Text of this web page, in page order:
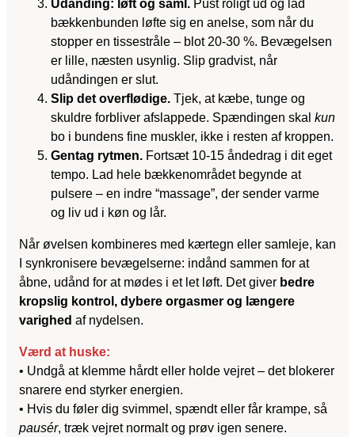
Udånding: løft og saml. Pust roligt ud og lad
bækkenbunden løfte sig en anelse, som når du
stopper en tisse­stråle – blot 20-30 %. Bevægelsen
er lille, næsten usynlig. Slip gradvist, når
udåndingen er slut.
Slip det overflødige. Tjek, at kæbe, tunge og
skuldre forbliver afslappede. Spændingen skal kun
bo i bundens fine muskler, ikke i resten af kroppen.
Gentag rytmen. Fortsæt 10-15 åndedrag i dit eget
tempo. Lad hele bækkenområdet begynde at
pulsere – en indre “massage”, der sender varme
og liv ud i køn og lår.
Når øvelsen kombineres med kærtegn eller samleje, kan
I synkronisere bevægelserne: indånd sammen for at
åbne, udånd for at mødes i et let løft. Det giver bedre
kropslig kontrol, dybere orgasmer og længere
varighed af nydelsen.
Værd at huske:
• Undgå at klemme hårdt eller holde vejret – det blokerer
snarere end styrker energien.
• Hvis du føler dig svimmel, spændt eller får krampe, så
pausér, træk vejret normalt og prøv igen senere.